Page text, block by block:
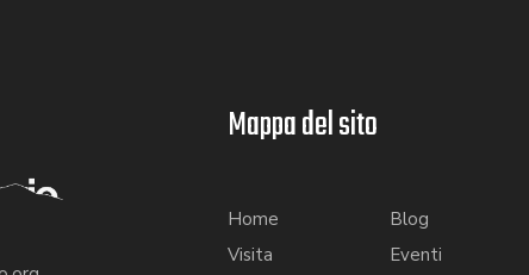
Mappa del sito
Home
Visita
Blog
Eventi